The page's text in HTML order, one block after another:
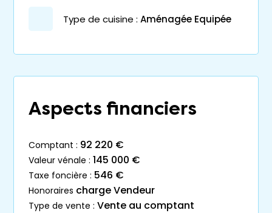
Type de cuisine : Aménagée Equipée
Aspects financiers
comptant : 92 220 €
valeur vénale : 145 000 €
taxe foncière : 546 €
honoraires charge Vendeur
type de vente : Vente au comptant